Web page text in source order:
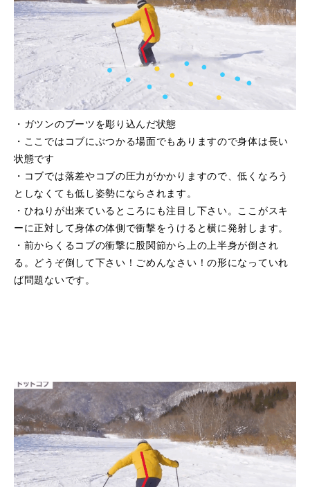
・ガツンのブーツを彫り込んだ状態
・ここではコブにぶつかる場面でもありますので身体は長い
状態です
・コブでは落差やコブの圧力がかかりますので、低くなろう
としなくても低し姿勢にならされます。
・ひねりが出来ているところにも注目し下さい。ここがスキ
ーに正対して身体の体側で衝撃をうけると横に発射します。
・前からくるコブの衝撃に股関節から上の上半身が倒され
る。どうぞ倒して下さい！ごめんなさい！の形になっていれ
ば問題ないです。